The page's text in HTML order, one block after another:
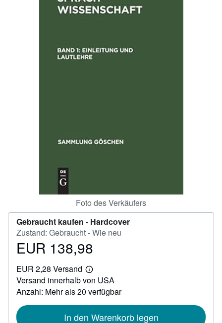
Foto des Verkäufers
Gebraucht kaufen - Hardcover
Zustand: Gebraucht - Wie neu
Preis
138,98
EUR 138,98
EUR 2,28 Versand
Weitere
Informationen
Versandkosten
Versand innerhalb von USA
Anzahl: Mehr als 20 verfügbar
In den Warenkorb legen